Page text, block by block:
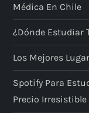
n
d
e
e
Médica En Chile
¿Dónde Estudiar
Los Mejores
Spotify Para
Precio Irresistible